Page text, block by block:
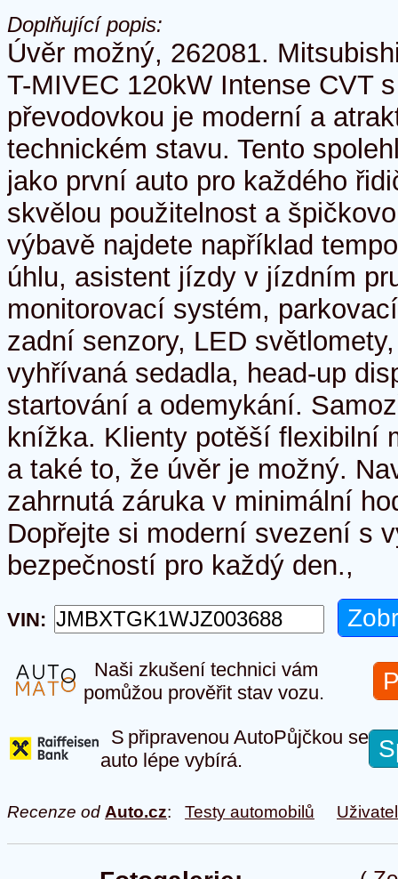
Doplňující popis:
Úvěr možný, 262081.
T-MIVEC 120kW Intense CVT
převodovkou je moderní a
technickém stavu. Tento
jako první auto pro každého
skvělou použitelnost a
výbavě najdete například
úhlu, asistent jízdy v jízdním
monitorovací systém,
zadní senzory, LED
vyhřívaná sedadla, head-up
startování a odemykání.
knížka. Klienty potěší flexibilní
a také to, že úvěr je možný.
zahrnutá záruka v minimální
Dopřejte si moderní svezení s
bezpečností pro každý den.,
VIN:
Naši zkušení technici vám
pomůžou prověřit stav vozu.
S připravenou AutoPůjčkou se
auto lépe vybírá.
Recenze od Auto.cz: Testy automobilů